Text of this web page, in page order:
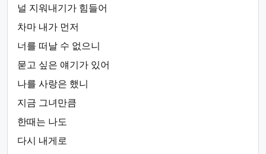
널 지워내기가 힘들어
차마 내가 먼저
너를 떠날 수 없으니
묻고 싶은 얘기가 있어
나를 사랑은 했니
지금 그녀만큼
한때는 나도
다시 내게로